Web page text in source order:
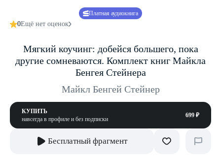
Платная аудиокнига
0Ещё нет оценок
Мягкий коучинг: добейся большего, пока
другие сомневаются. Комплект книг Майкла
Бенгея Стейнера
Майкл Бенгей Стейнер
КУПИТЬ
навсегда в профиле и без подписки
699 ₽
Бесплатный фрагмент